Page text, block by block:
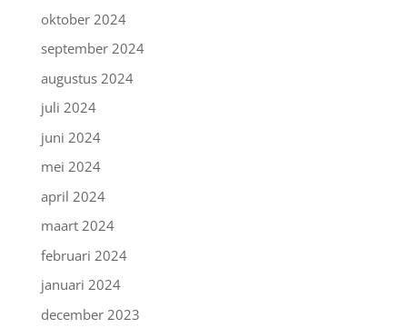
oktober 2024
september 2024
augustus 2024
juli 2024
juni 2024
mei 2024
april 2024
maart 2024
februari 2024
januari 2024
december 2023